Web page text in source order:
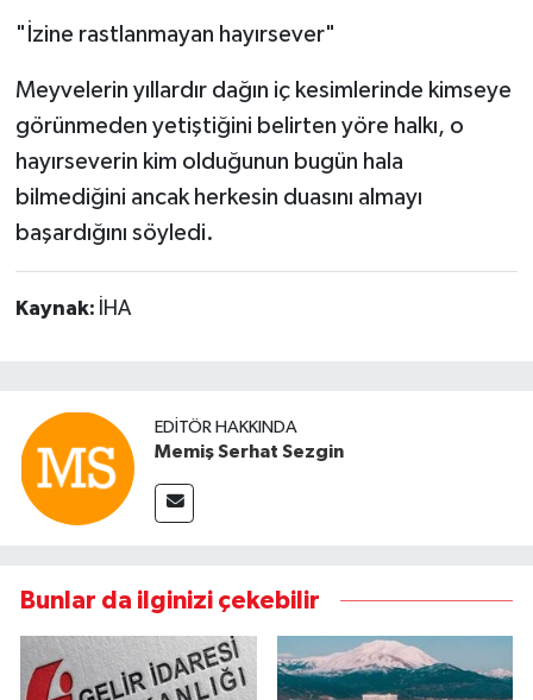
"İzine rastlanmayan hayırsever"
Meyvelerin yıllardır dağın iç kesimlerinde kimseye
görünmeden yetiştiğini belirten yöre halkı, o
hayırseverin kim olduğunun bugün hala
bilmediğini ancak herkesin duasını almayı
başardığını söyledi.
Kaynak: İHA
EDITÖR HAKKINDA
Memiş Serhat Sezgin
Bunlar da ilginizi çekebilir